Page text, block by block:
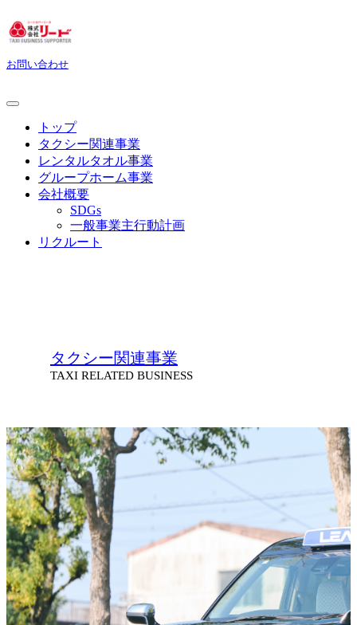
お問い合わせ
トップ
タクシー関連事業
レンタルタオル事業
グループホーム事業
会社概要
SDGs
一般事業主行動計画
リクルート
タクシー関連事業
TAXI RELATED BUSINESS